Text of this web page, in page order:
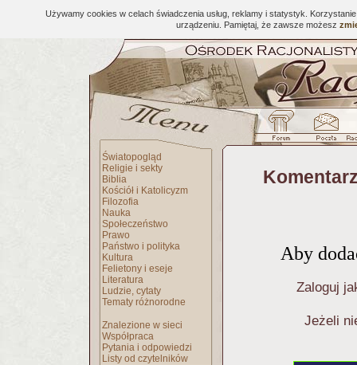
Używamy cookies w celach świadczenia usług, reklamy i statystyk.
urządzeniu. Pamiętaj, że zawsze możesz
Światopogląd
Religie i sekty
Biblia
Kościół i Katolicyzm
Filozofia
Nauka
Społeczeństwo
Prawo
Państwo i polityka
Kultura
Felietony i eseje
Literatura
Ludzie, cytaty
Tematy różnorodne
Znalezione w sieci
Współpraca
Pytania i odpowiedzi
Listy od czytelników
Aby
Zaloguj
Jeżeli